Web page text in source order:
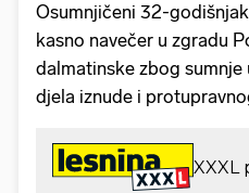
Osumnjičeni 32-
kasno navečer u zgradu
dalmatinske zbog sumnje
djela iznude i